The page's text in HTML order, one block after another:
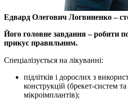
Едвард Олегович Логвиненко –
Його головне завдання – робити
прикус правильним.
Спеціалізується на лікуванні:
підлітків і дорослих з
конструкцій (брекет-систем
мікроімплантів);